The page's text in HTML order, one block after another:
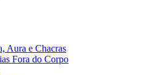
Aura e Chacras
Fora do Corpo